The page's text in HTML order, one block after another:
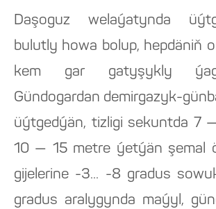
Daşoguz welaýatynda
bulutly howa bolup, hepdäniň
kem gar gatyşykly
Gündogardan demirgazyk-
üýtgedýän, tizligi sekuntda 7
10 — 15 metre ýetýän şemal
gijelerine -3... -8 gradus
gradus aralygynda maýyl,